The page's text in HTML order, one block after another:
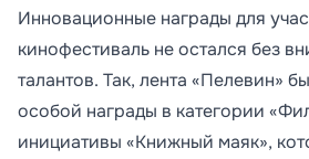
Инновационные награды для
кинофестиваль не остался без
талантов. Так, лента «Пелевин»
особой награды в категории
инициативы «Книжный маяк»,